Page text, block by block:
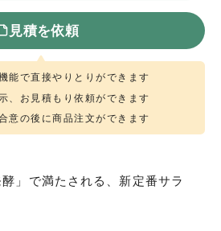
見積を依頼
能で直接やりとりができます
、お見積もり依頼ができます
意の後に商品注文ができます
」で満たされる、新定番サラ